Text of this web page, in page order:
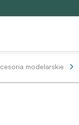
modelarskie